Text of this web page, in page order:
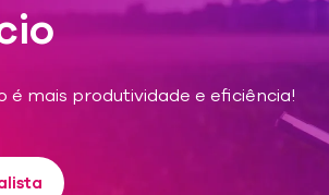
é mais produtividade e eficiência!